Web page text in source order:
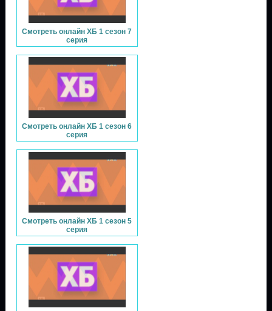
Смотреть онлайн ХБ 1 сезон 7
серия
Смотреть онлайн ХБ 1 сезон 6
серия
Смотреть онлайн ХБ 1 сезон 5
серия